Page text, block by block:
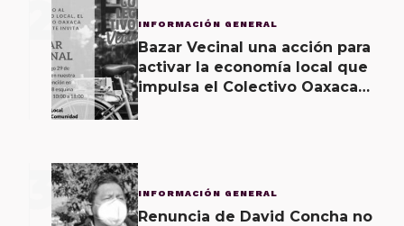
2 INFORMACIÓN GENERAL
Bazar Vecinal una acción para
activar la economía local que
impulsa el Colectivo Oaxaca
3 INFORMACIÓN GENERAL
Renuncia de David Concha no